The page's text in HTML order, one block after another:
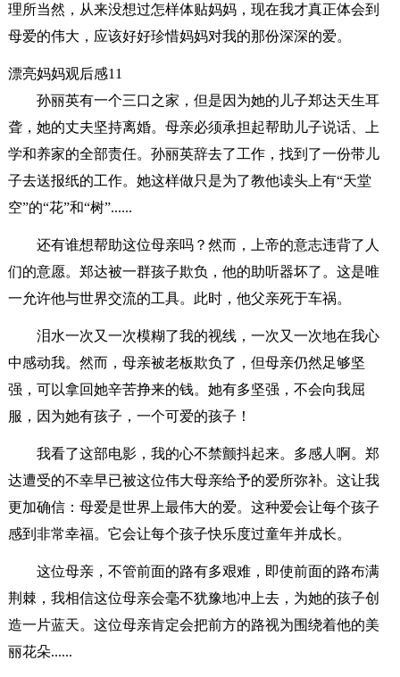
理所当然，从来没想过怎样体贴妈妈，现在我才真正体会到
母爱的伟大，应该好好珍惜妈妈对我的那份深深的爱。
漂亮妈妈观后感11
孙丽英有一个三口之家，但是因为她的儿子郑达天生耳
聋，她的丈夫坚持离婚。母亲必须承担起帮助儿子说话、上
学和养家的全部责任。孙丽英辞去了工作，找到了一份带儿
子去送报纸的工作。她这样做只是为了教他读头上有“天堂
空”的“花”和“树”......
还有谁想帮助这位母亲吗？然而，上帝的意志违背了人
们的意愿。郑达被一群孩子欺负，他的助听器坏了。这是唯
一允许他与世界交流的工具。此时，他父亲死于车祸。
泪水一次又一次模糊了我的视线，一次又一次地在我心
中感动我。然而，母亲被老板欺负了，但母亲仍然足够坚
强，可以拿回她辛苦挣来的钱。她有多坚强，不会向我屈
服，因为她有孩子，一个可爱的孩子！
我看了这部电影，我的心不禁颤抖起来。多感人啊。郑
达遭受的不幸早已被这位伟大母亲给予的爱所弥补。这让我
更加确信：母爱是世界上最伟大的爱。这种爱会让每个孩子
感到非常幸福。它会让每个孩子快乐度过童年并成长。
这位母亲，不管前面的路有多艰难，即使前面的路布满
荆棘，我相信这位母亲会毫不犹豫地冲上去，为她的孩子创
造一片蓝天。这位母亲肯定会把前方的路视为围绕着他的美
丽花朵......